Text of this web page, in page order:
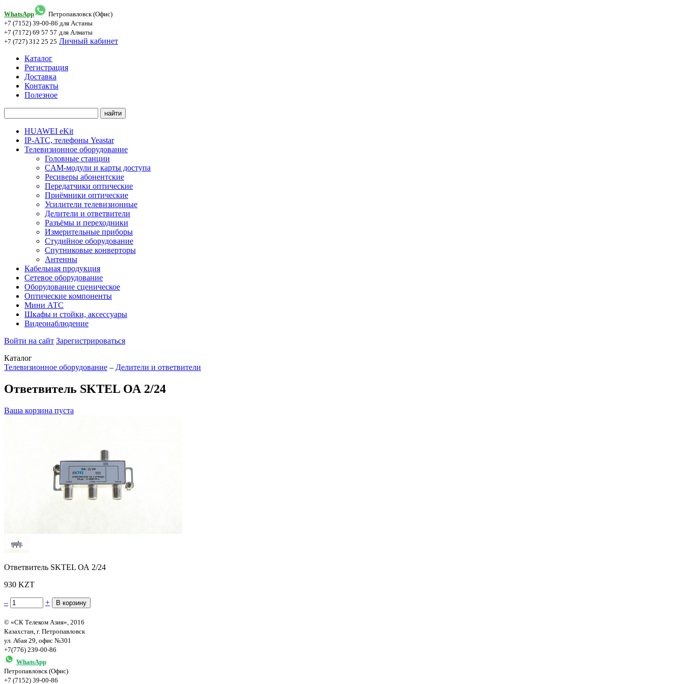
WhatsApp
Петропавловск (Офис)
+7 (7152) 39-00-86 для Астаны
+7 (7172) 69 57 57 для Алматы
+7 (727) 312 25 25 Личный кабинет
Каталог
Регистрация
Доставка
Контакты
Полезное
HUAWEI eKit
IP-АТС, телефоны Yeastar
Телевизионное оборудование
Головные станции
CAM-модули и карты доступа
Ресиверы абонентские
Передатчики оптические
Приёмники оптические
Усилители телевизионные
Делители и ответвители
Разъёмы и переходники
Измерительные приборы
Студийное оборудование
Спутниковые конверторы
Антенны
Кабельная продукция
Сетевое оборудование
Оборудование сценическое
Оптические компоненты
Мини АТС
Шкафы и стойки, аксессуары
Видеонаблюдение
Войти на сайт Зарегистрироваться
Каталог
Телевизионное оборудование – Делители и ответвители
Ответвитель SKTEL ОА 2/24
Ваша корзина пуста
Ответвитель SKTEL ОА 2/24
930 KZT
– +
© «СК Телеком Азия», 2016
Казахстан, г. Петропавловск
ул. Абая 29, офис №301
+7(776) 239-00-86
WhatsApp
Петропавловск (Офис)
+7 (7152) 39-00-86